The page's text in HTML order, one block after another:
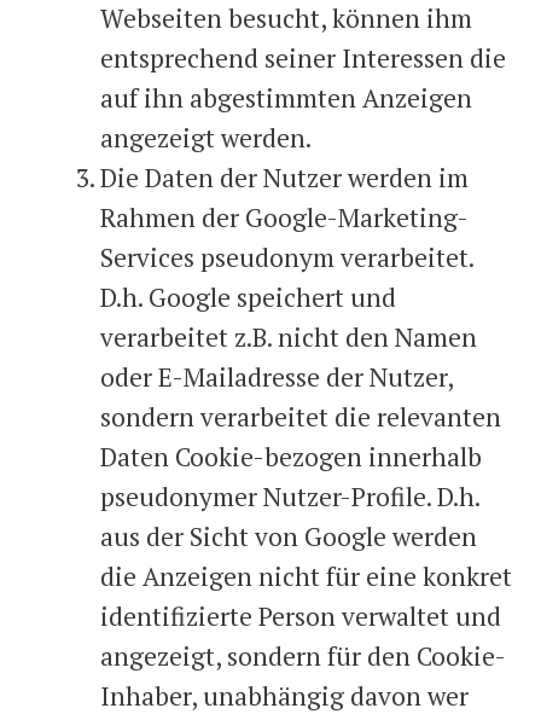
Webseiten besucht, können ihm
entsprechend seiner Interessen die
auf ihn abgestimmten Anzeigen
angezeigt werden.
Die Daten der Nutzer werden im
Rahmen der Google-Marketing-
Services pseudonym verarbeitet.
D.h. Google speichert und
verarbeitet z.B. nicht den Namen
oder E-Mailadresse der Nutzer,
sondern verarbeitet die relevanten
Daten Cookie-bezogen innerhalb
pseudonymer Nutzer-Profile. D.h.
aus der Sicht von Google werden
die Anzeigen nicht für eine konkret
identifizierte Person verwaltet und
angezeigt, sondern für den Cookie-
Inhaber, unabhängig davon wer